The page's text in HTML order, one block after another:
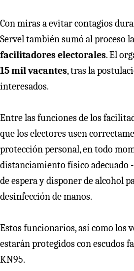
Con miras a evitar contagios
Servel también sumó al proceso
facilitadores electorales. El
15 mil vacantes, tras la
interesados.
Entre las funciones de los
que los electores usen
protección personal, en todo
distanciamiento físico adecuado
de espera y disponer de alcohol
desinfección de manos.
Estos funcionarios, así como los
estarán protegidos con escudos
KN95.